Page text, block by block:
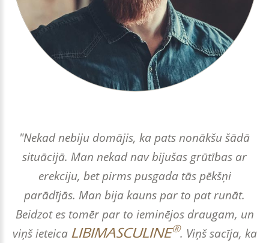
"Nekad nebiju domājis, ka pats nonākšu šādā
situācijā. Man nekad nav bijušas grūtības ar
erekciju, bet pirms pusgada tās pēkšņi
parādījās. Man bija kauns par to pat runāt.
Beidzot es tomēr par to ieminējos draugam, un
viņš ieteica LIBIMASCULINE®. Viņš sacīja, ka